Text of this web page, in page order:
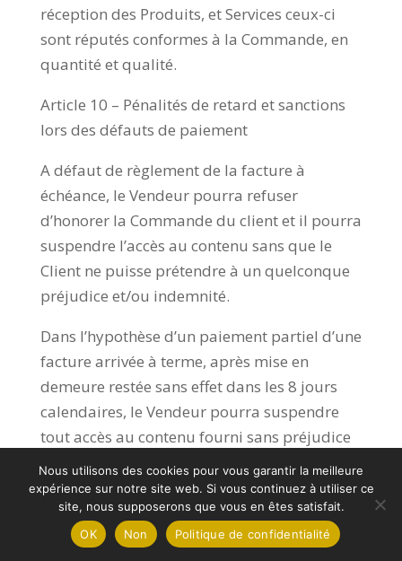
réception des Produits, et Services ceux-ci
sont réputés conformes à la Commande, en
quantité et qualité.
Article 10 – Pénalités de retard et sanctions
lors des défauts de paiement
A défaut de règlement de la facture à
échéance, le Vendeur pourra refuser
d’honorer la Commande du client et il pourra
suspendre l’accès au contenu sans que le
Client ne puisse prétendre à un quelconque
préjudice et/ou indemnité.
Dans l’hypothèse d’un paiement partiel d’une
facture arrivée à terme, après mise en
demeure restée sans effet dans les 8 jours
calendaires, le Vendeur pourra suspendre
tout accès au contenu fourni sans préjudice
des dommages et intérêts qui pourront être
réclamés au Client du fait du manquement à
son obligation de règlement. Les sommes
partielles perçues resteront acquises au
Nous utilisons des cookies pour vous garantir la meilleure
expérience sur notre site web. Si vous continuez à utiliser ce
site, nous supposerons que vous en êtes satisfait.
OK
Non Politique de confidentialité